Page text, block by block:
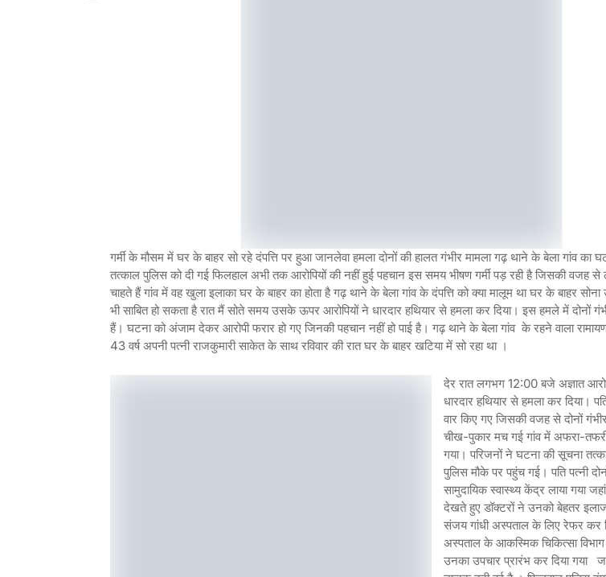
गर्मी के मौसम में घर के बाहर सो रहे दंपत्ति पर हुआ जानलेवा हमला दोनों की हालत गंभीर मामला गढ़ थाने के बेला गांव का
तत्काल पुलिस को दी गई फिलहाल अभी तक आरोपियों की नहीं हुई पहचान इस समय भीषण गर्मी पड़ रही है जिसकी वजह
चाहते हैं गांव में वह खुला इलाका घर के बाहर का होता है गढ़ थाने के बेला गांव के दंपत्ति को क्या मालूम था घर के बाहर
भी साबित हो सकता है रात मैं सोते समय उसके ऊपर आरोपियों ने धारदार हथियार से हमला कर दिया। इस हमले में दोनों
हैं। घटना को अंजाम देकर आरोपी फरार हो गए जिनकी पहचान नहीं हो पाई है। गढ़ थाने के बेला गांव के रहने वाला
43 वर्ष अपनी पत्नी राजकुमारी साकेत के साथ रविवार की रात घर के बाहर खटिया में सो रहा था ।
देर रात लगभग 12:00 बजे अज्ञात
धारदार हथियार से हमला कर दिया।
वार किए गए जिसकी वजह से दोनों
चीख-पुकार मच गई गांव में अफरा-तफरी
गया। परिजनों ने घटना की सूचना
पुलिस मौके पर पहुंच गई। पति पत्नी
सामुदायिक स्वास्थ्य केंद्र लाया गया
देखते हुए डॉक्टरों ने उनको बेहतर
संजय गांधी अस्पताल के लिए रेफर कर
अस्पताल के आकस्मिक चिकित्सा
उनका उपचार प्रारंभ कर दिया गया